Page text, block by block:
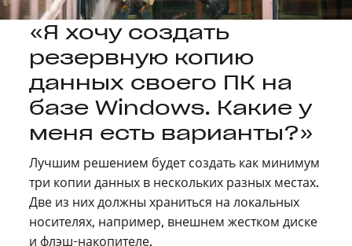
«Я хочу создать
резервную копию
данных своего ПК на
базе Windows. Какие у
меня есть варианты?»
Лучшим решением будет создать как минимум
три копии данных в нескольких разных местах.
Две из них должны храниться на локальных
носителях, например, внешнем жестком диске
и флэш-накопителе.